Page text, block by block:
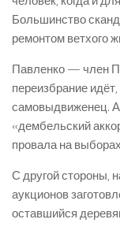
Большинство
ремонтом ветхого
Павленко — член
переизбрание
самовыдвиженец.
«дембельский
провала на
С другой стороны,
аукционов
оставшийся